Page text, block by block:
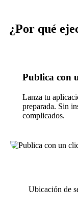
¿Por qué
Publica con
Lanza tu
preparada. Sin
complicados.
Ubicación de